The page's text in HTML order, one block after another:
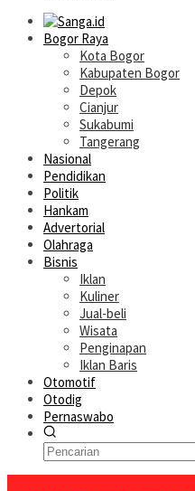
Bogor Raya
Kota Bogor
Kabupaten Bogor
Depok
Cianjur
Sukabumi
Tangerang
Nasional
Pendidikan
Politik
Hankam
Advertorial
Olahraga
Bisnis
Iklan
Kuliner
Jual-beli
Wisata
Penginapan
Iklan Baris
Otomotif
Otodig
Pernaswabo